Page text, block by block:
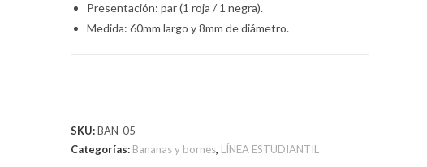
Presentación: par (1 roja / 1 negra).
Medida: 60mm largo y 8mm de diámetro.
SKU:BAN-05
Categorías: Bananas y bornes, LÍNEA ESTUDIANTIL